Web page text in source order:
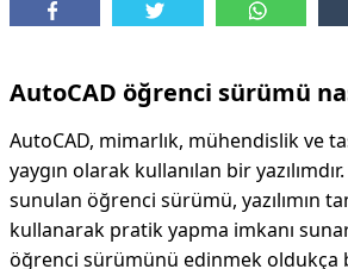
AutoCAD öğrenci sürümü
AutoCAD, mimarlık, mühendislik ve
yaygın olarak kullanılan bir
sunulan öğrenci sürümü, yazılımın
kullanarak pratik yapma imkanı
öğrenci sürümünü edinmek oldukça